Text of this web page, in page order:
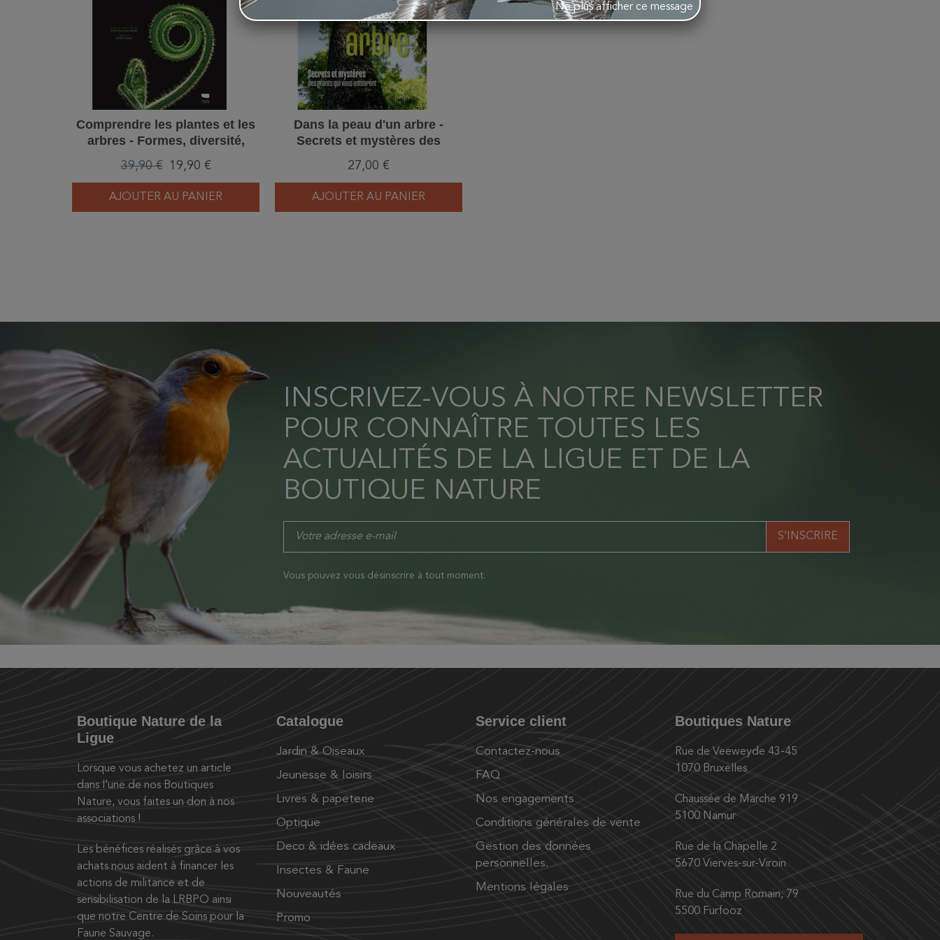
Comprendre les plantes et les
arbres - Formes, diversité,
39,90 € 19,90 €
AJOUTER AU PANIER
Dans la peau d'un arbre -
Secrets et mystères des
27,00 €
AJOUTER AU PANIER
INSCRIVEZ-VOUS À NOTRE NEWSLETTER
POUR CONNAÎTRE TOUTES LES
ACTUALITÉS DE LA LIGUE ET DE LA
BOUTIQUE NATURE
Vous pouvez vous désinscrire à tout moment.
Boutique Nature de la
Ligue
Lorsque vous achetez un article
dans l’une de nos Boutiques
Nature, vous faites un don à nos
associations !
Les bénéfices réalisés grâce à vos
achats nous aident à financer les
actions de militance et de
sensibilisation de la LRBPO ainsi
que notre Centre de Soins pour la
Faune Sauvage.
Catalogue
Jardin & Oiseaux
Jeunesse & loisirs
Livres & papeterie
Optique
Deco & idées cadeaux
Insectes & Faune
Nouveautés
Promo
Service client
Contactez-nous
FAQ
Nos engagements
Conditions générales de vente
Gestion des données
personnelles.
Mentions légales
Boutiques Nature
Rue de Veeweyde 43-45
1070 Bruxelles
Chaussée de Marche 919
5100 Namur
Rue de la Chapelle 2
5670 Vierves-sur-Viroin
Rue du Camp Romain, 79
5500 Furfooz
Ne plus afficher ce message